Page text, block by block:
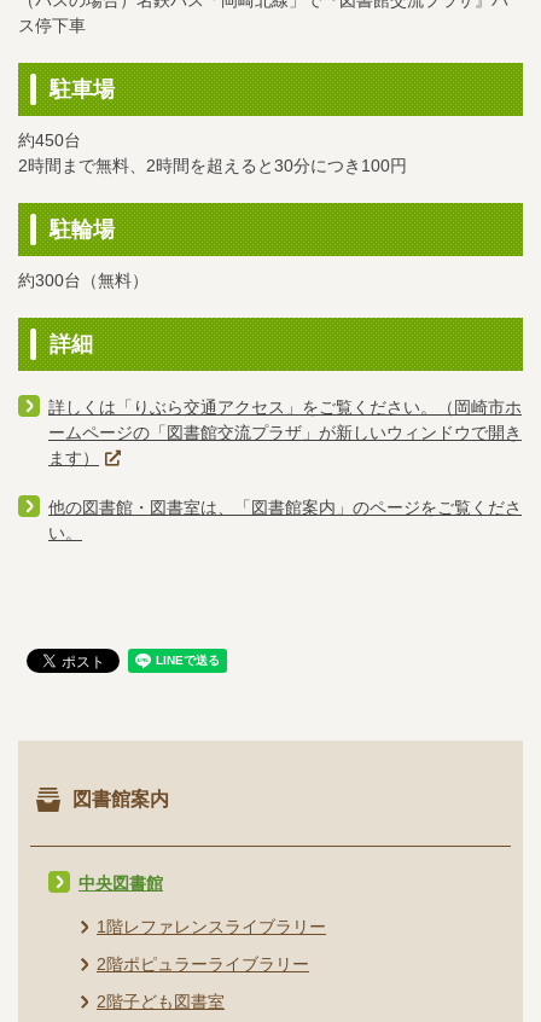
ス停下車
駐車場
約450台
2時間まで無料、2時間を超えると30分につき100円
駐輪場
約300台（無料）
詳細
詳しくは「りぶら交通アクセス」をご覧ください。（岡崎市ホ
ームページの「図書館交流プラザ」が新しいウィンドウで開き
ます）
他の図書館・図書室は、「図書館案内」のページをご覧くださ
い。
図書館案内
中央図書館
1階レファレンスライブラリー
2階ポピュラーライブラリー
2階子ども図書室